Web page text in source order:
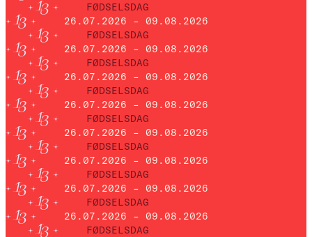
FØDSELSDAG
26.07.2026 – 09.08.2026
FØDSELSDAG
26.07.2026 – 09.08.2026
FØDSELSDAG
26.07.2026 – 09.08.2026
FØDSELSDAG
26.07.2026 – 09.08.2026
FØDSELSDAG
26.07.2026 – 09.08.2026
FØDSELSDAG
26.07.2026 – 09.08.2026
FØDSELSDAG
26.07.2026 – 09.08.2026
FØDSELSDAG
26.07.2026 – 09.08.2026
FØDSELSDAG